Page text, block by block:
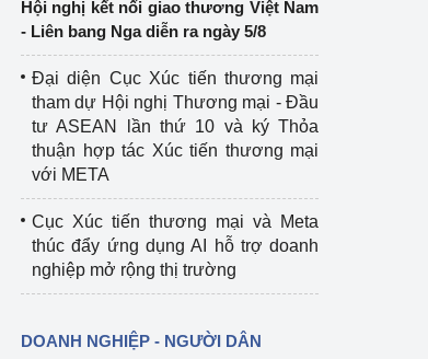
Hội nghị kết nối giao thương Việt Nam
- Liên bang Nga diễn ra ngày 5/8
Đại diện Cục Xúc tiến thương mại
tham dự Hội nghị Thương mại - Đầu
tư ASEAN lần thứ 10 và ký Thỏa
thuận hợp tác Xúc tiến thương mại
với META
Cục Xúc tiến thương mại và Meta
thúc đẩy ứng dụng AI hỗ trợ doanh
nghiệp mở rộng thị trường
DOANH NGHIỆP - NGƯỜI DÂN